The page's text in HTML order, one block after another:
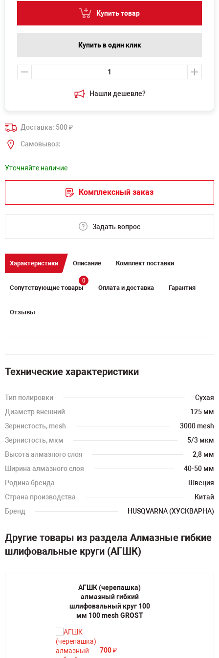
Нашли дешевле?
Купить товар
Купить в один клик
Доставка: 500₽
Самовывоз:
Уточняйте наличие
Комплексный заказ
Задать вопрос
Характеристики Описание Комплект поставки
Сопутствующие товары
0
Оплата и доставка Гарантия
Отзывы
Технические характеристики
Тип полировки
Сухая
Диаметр внешний
125 мм
Зернистость, mesh
3000 mesh
Зернистость, мкм
5/3 мкм
Высота алмазного слоя
2,8 мм
Ширина алмазного слоя
40-50 мм
Родина бренда
Швеция
Страна производства
Китай
Бренд
HUSQVARNA (ХУСКВАРНА)
Другие товары из раздела Алмазные гибкие
шлифовальные круги (АГШК)
АГШК (черепашка)
алмазный гибкий
шлифовальный круг 100
мм 100 mesh GROST
700₽